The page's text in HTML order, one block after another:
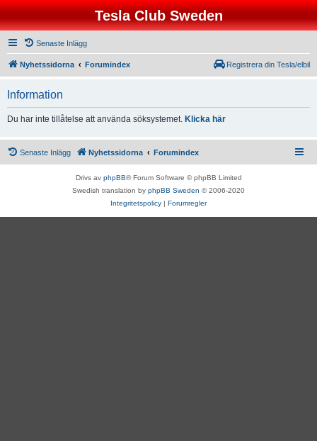
Tesla Club Sweden
Senaste Inlägg
Nyhetssidorna Forumindex Registrera din Tesla/elbil
Information
Du har inte tillåtelse att använda söksystemet. Klicka här
Senaste Inlägg Nyhetssidorna Forumindex
Drivs av phpBB® Forum Software © phpBB Limited
Swedish translation by phpBB Sweden © 2006-2020
Integritetspolicy | Forumregler